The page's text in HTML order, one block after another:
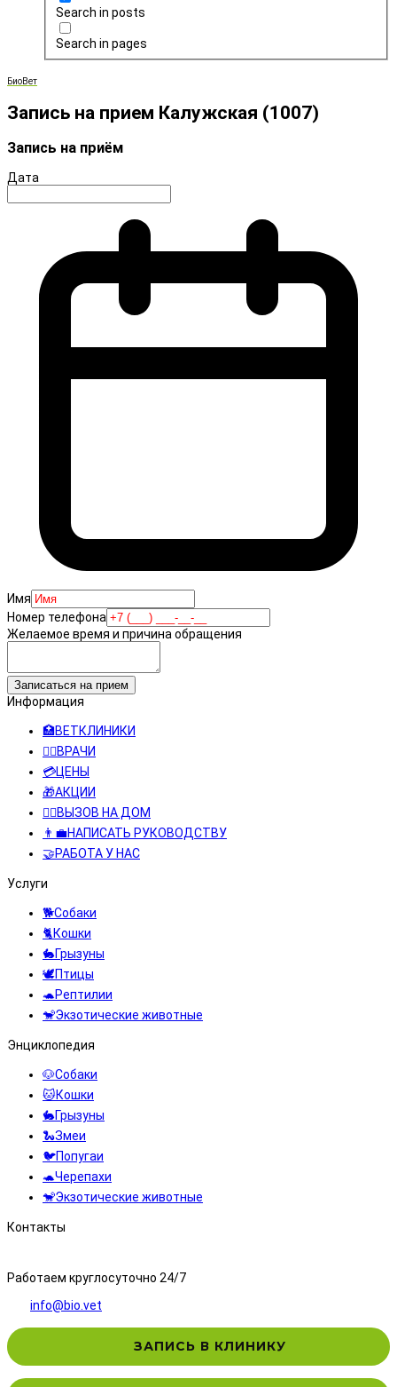
Search in posts
Search in pages
БиоВет
Запись на прием Калужская (1007)
Запись на приём
Дата
Имя
Номер телефона
Желаемое время и причина обращения
Записаться на прием
Информация
🏥ВЕТКЛИНИКИ
👨‍⚕️ВРАЧИ
💳ЦЕНЫ
🎁АКЦИИ
👩‍⚕️ВЫЗОВ НА ДОМ
👨‍💼НАПИСАТЬ РУКОВОДСТВУ
🤝РАБОТА У НАС
Услуги
🐕Собаки
🐈Кошки
🐇Грызуны
🕊️Птицы
🐢Рептилии
🐒Экзотические животные
Энциклопедия
🐶Собаки
🐱Кошки
🐇Грызуны
🐍Змеи
🐦Попугаи
🐢Черепахи
🐒Экзотические животные
Контакты
Работаем круглосуточно 24/7
info@bio.vet
ЗАПИСЬ В КЛИНИКУ